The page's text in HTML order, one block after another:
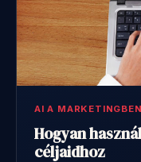
AI A MARKETINGBEN
Hogyan
céljaidhoz